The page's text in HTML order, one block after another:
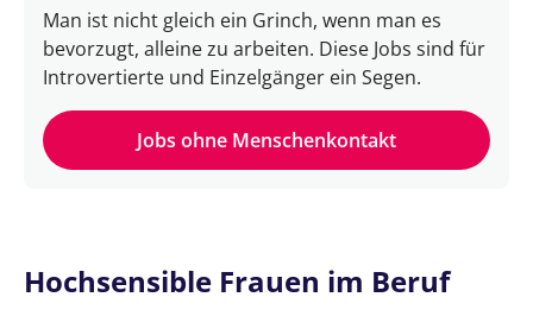
Man ist nicht gleich ein Grinch, wenn man es
bevorzugt, alleine zu arbeiten. Diese Jobs sind für
Introvertierte und Einzelgänger ein Segen.
Jobs ohne Menschenkontakt
Hochsensible Frauen im Beruf